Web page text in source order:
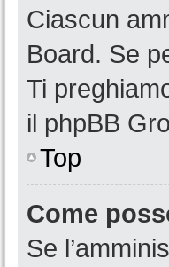
Ciascun
Board. Se
Ti
il phpBB
Top
Come
Se